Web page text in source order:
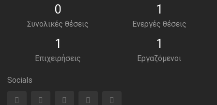
Συνολικές θέσεις
0
Ενεργές θέσεις
1
Επιχειρήσεις
1
Εργαζόμενοι
1
Socials